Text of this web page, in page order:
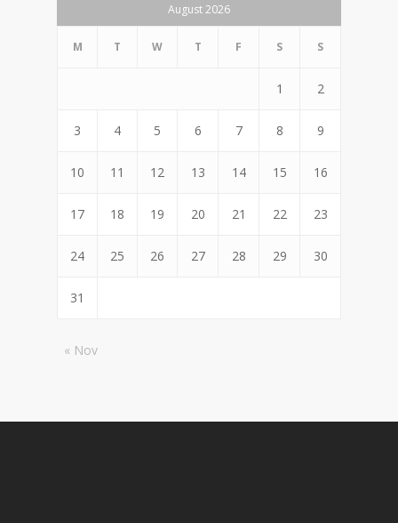
August 2026
M T W T F S S
1 2
3 4 5 6 7 8 9
10 11 12 13 14 15 16
17 18 19 20 21 22 23
24 25 26 27 28 29 30
31
« Nov